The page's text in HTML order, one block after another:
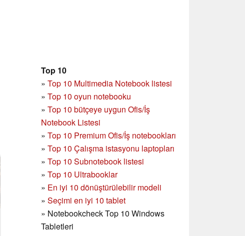
Top 10
» Top 10 Multimedia Notebook listesi
» Top 10 oyun notebooku
» Top 10 bütçeye uygun Ofis/İş
Notebook Listesi
» Top 10 Premium Ofis/İş notebookları
» Top 10 Çalışma istasyonu laptopları
» Top 10 Subnotebook listesi
» Top 10 Ultrabooklar
» En iyi 10 dönüştürülebilir modeli
» Seçimi en iyi 10 tablet
» Notebookcheck Top 10 Windows
Tabletleri